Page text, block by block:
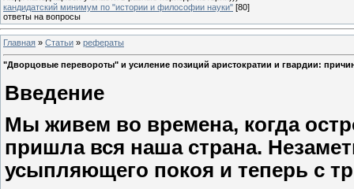
кандидатский минимум по "истории и философии науки" [80]
ответы на вопросы
Главная » Статьи » рефераты
"Дворцовые перевороты" и усиление позиций аристократии и гвардии:
Введение
Мы живем во времена, когда
пришла вся наша страна.
усыпляющего покоя и теперь с